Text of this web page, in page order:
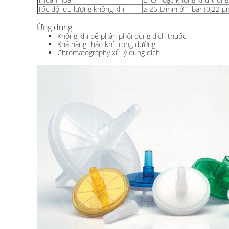
Tốc độ lưu lượng không khí
≥ 25 L/min ở 1 bar (0,22
Ứng dụng
Không khí để phân phối dung dịch thuốc
Khả năng tháo khí trong đường
Chromatography xử lý dung dịch